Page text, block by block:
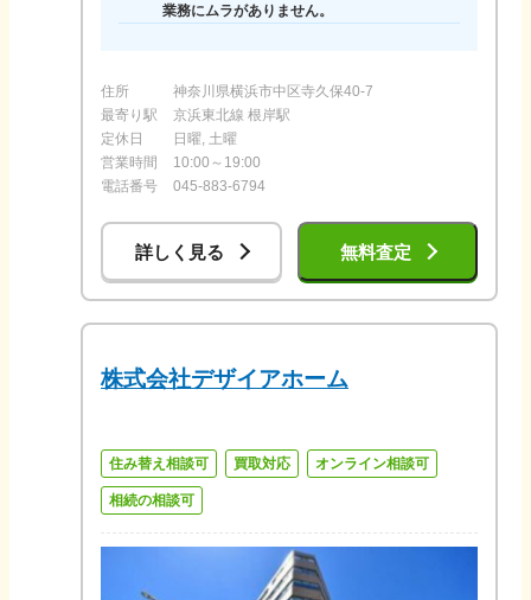
業務にムラがありません。
住所
神奈川県横浜市中区寺久保40-7
最寄り駅
京浜東北線 根岸駅
定休日
日曜, 土曜
営業時間
10:00～19:00
電話番号
045-883-6794
詳しく見る 無料査定
株式会社デザイアホーム
住み替え相談可 買取対応 オンライン相談可
相続の相談可